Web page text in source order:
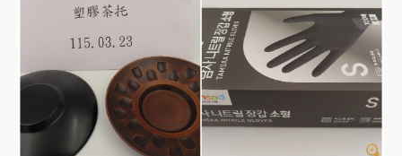
中信慈善基金會想增加董事人數！辜仲諒向法院聲請遭
駁 理由曝光
故宮《龍藏經》特展第2檔！今線上預約開賣一度塞車
周六起展出延長至晚上7時
台東農業處長涉圖利渡假村！東檢抗告成功 今重開羈